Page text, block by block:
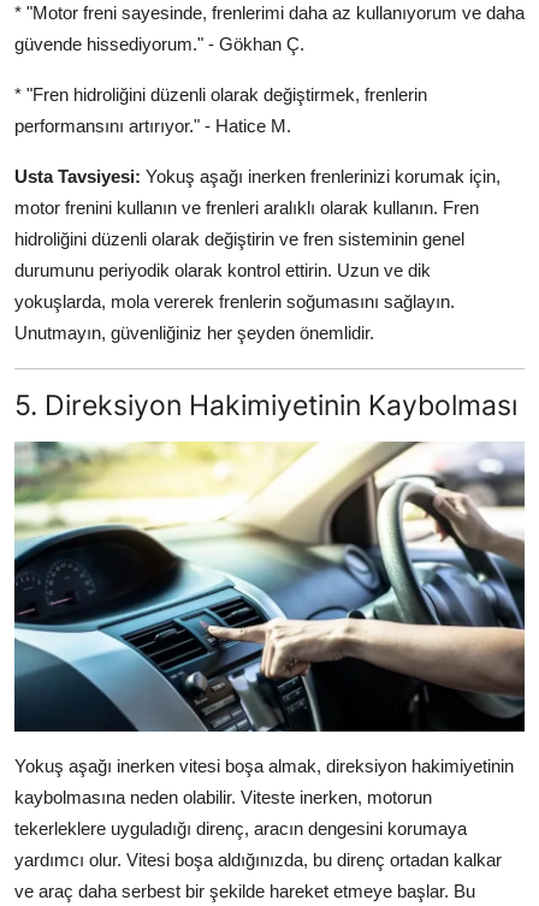
* "Motor freni sayesinde, frenlerimi daha az kullanıyorum ve daha
güvende hissediyorum." - Gökhan Ç.
* "Fren hidroliğini düzenli olarak değiştirmek, frenlerin
performansını artırıyor." - Hatice M.
Usta Tavsiyesi: Yokuş aşağı inerken frenlerinizi korumak için,
motor frenini kullanın ve frenleri aralıklı olarak kullanın. Fren
hidroliğini düzenli olarak değiştirin ve fren sisteminin genel
durumunu periyodik olarak kontrol ettirin. Uzun ve dik
yokuşlarda, mola vererek frenlerin soğumasını sağlayın.
Unutmayın, güvenliğiniz her şeyden önemlidir.
5. Direksiyon Hakimiyetinin Kaybolması
Yokuş aşağı inerken vitesi boşa almak, direksiyon hakimiyetinin
kaybolmasına neden olabilir. Viteste inerken, motorun
tekerleklere uyguladığı direnç, aracın dengesini korumaya
yardımcı olur. Vitesi boşa aldığınızda, bu direnç ortadan kalkar
ve araç daha serbest bir şekilde hareket etmeye başlar. Bu